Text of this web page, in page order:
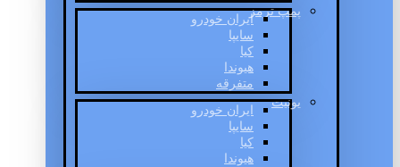
پمپ ترمز
ایران خودرو
سایپا
کیا
هیوندا
متفرقه
یونیت
ایران خودرو
سایپا
کیا
هیوندا